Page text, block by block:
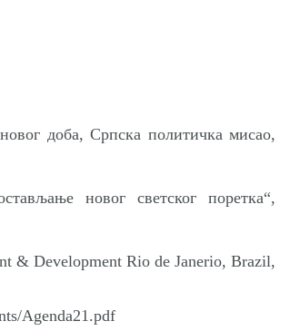
доба, Српска политичка мисао,
новог светског поретка“,
& Development Rio de Janerio, Brazil,
Agenda21.pdf